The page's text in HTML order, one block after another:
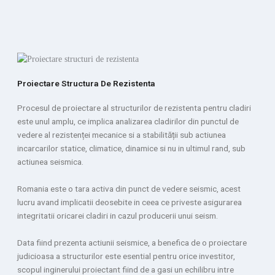
Proiectare Structura De Rezistenta
Procesul de proiectare al structurilor de rezistenta pentru cladiri
este unul amplu, ce implica analizarea cladirilor din punctul de
vedere al rezistenței mecanice si a stabilității sub actiunea
incarcarilor statice, climatice, dinamice si nu in ultimul rand, sub
actiunea seismica.
Romania este o tara activa din punct de vedere seismic, acest
lucru avand implicatii deosebite in ceea ce priveste asigurarea
integritatii oricarei cladiri in cazul producerii unui seism.
Data fiind prezenta actiunii seismice, a benefica de o proiectare
judicioasa a structurilor este esential pentru orice investitor,
scopul inginerului proiectant fiind de a gasi un echilibru intre